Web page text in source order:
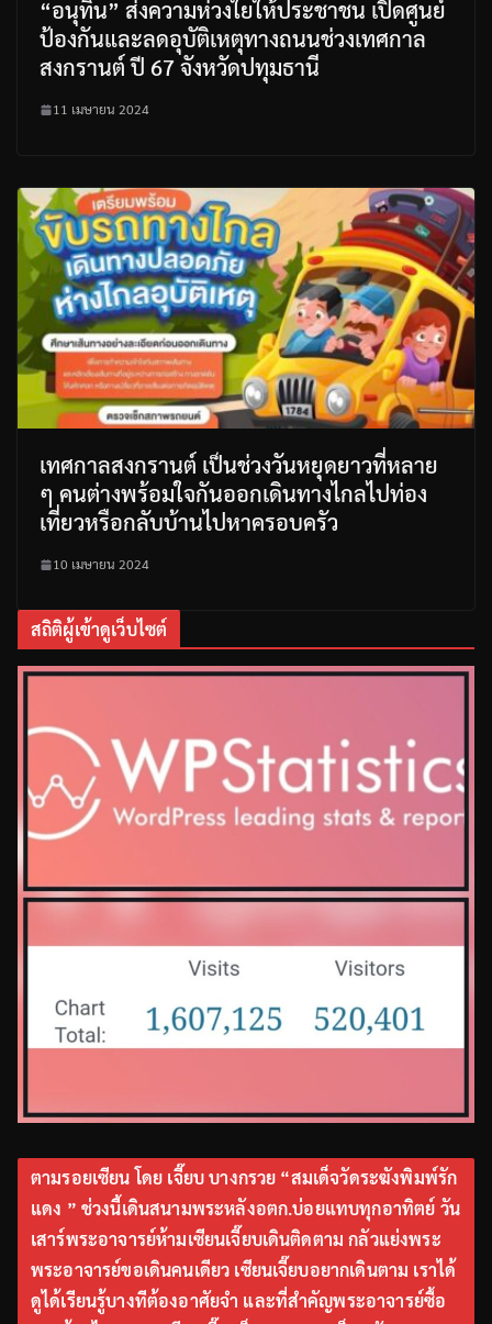
“อนุทิน” ส่งความห่วงใยให้ประชาชน เปิดศูนย์
ป้องกันและลดอุบัติเหตุทางถนนช่วงเทศกาล
สงกรานต์ ปี 67 จังหวัดปทุมธานี
11 เมษายน 2024
เทศกาลสงกรานต์ เป็นช่วงวันหยุดยาวที่หลาย
ๆ คนต่างพร้อมใจกันออกเดินทางไกลไปท่อง
เที่ยวหรือกลับบ้านไปหาครอบครัว
10 เมษายน 2024
สถิติผู้เข้าดูเว็บไซต์
ตามรอยเซียน โดย เจี๊ยบ บางกรวย “สมเด็จวัดระฆังพิมพ์รัก
แดง ” ช่วงนี้เดินสนามพระหลังอตก.บ่อยแทบทุกอาทิตย์ วัน
เสาร์พระอาจารย์ห้ามเซียนเจี๊ยบเดินติดตาม กลัวแย่งพระ
พระอาจารย์ขอเดินคนเดียว เซียนเจี๊ยบอยากเดินตาม เราได้
ดูได้เรียนรู้บางทีต้องอาศัยจำ และที่สำคัญพระอาจารย์ซื้อ